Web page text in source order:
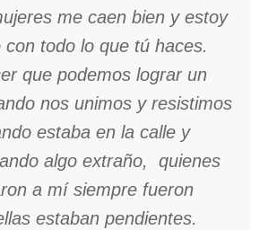
me caen bien y estoy
con todo lo que tú haces.
que podemos lograr un
nos unimos y resistimos
estaba en la calle y
algo extraño, quienes
a mí siempre fueron
estaban pendientes.